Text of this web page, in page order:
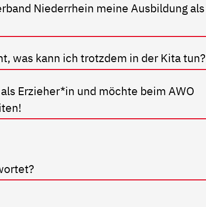
Niederrhein meine Ausbildung als
was kann ich trotzdem in der Kita tun?
Erzieher*in und möchte beim AWO